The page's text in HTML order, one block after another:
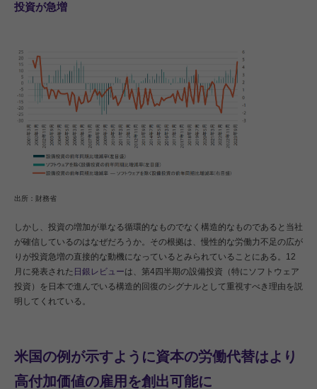
投資が急増
出所：財務省
しかし、投資の増加が単なる循環的なものでなく構造的なものであると当社
が確信しているのはなぜだろうか。その根拠は、慢性的な労働力不足の広が
りが投資急増の直接的な動機になっているとみられていることにある。12
月に発表された 日銀レビューは、第4四半期の設備投資（特にソフトウェア
投資）を日本で進んでいる構造的回復のシグナルとして重視すべき理由を説
明してくれている。
米国の例が示すように資本の労働代替はより
高付加価値の雇用を創出可能に